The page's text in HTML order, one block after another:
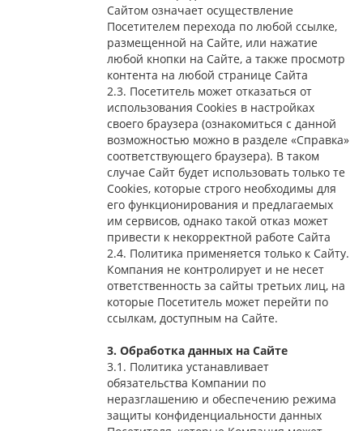
Сайтом означает осуществление
Посетителем перехода по любой ссылке,
размещенной на Сайте, или нажатие
любой кнопки на Сайте, а также просмотр
контента на любой странице Сайта
2.3. Посетитель может отказаться от
использования Сookies в настройках
своего браузера (ознакомиться с данной
возможностью можно в разделе «Справка»
соответствующего браузера). В таком
случае Сайт будет использовать только те
Cookies, которые строго необходимы для
его функционирования и предлагаемых
им сервисов, однако такой отказ может
привести к некорректной работе Сайта
2.4. Политика применяется только к Сайту.
Компания не контролирует и не несет
ответственность за сайты третьих лиц, на
которые Посетитель может перейти по
ссылкам, доступным на Сайте.
3. Обработка данных на Сайте
3.1. Политика устанавливает
обязательства Компании по
неразглашению и обеспечению режима
защиты конфиденциальности данных